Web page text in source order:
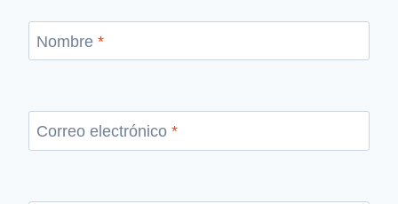
Nombre *
Correo electrónico *